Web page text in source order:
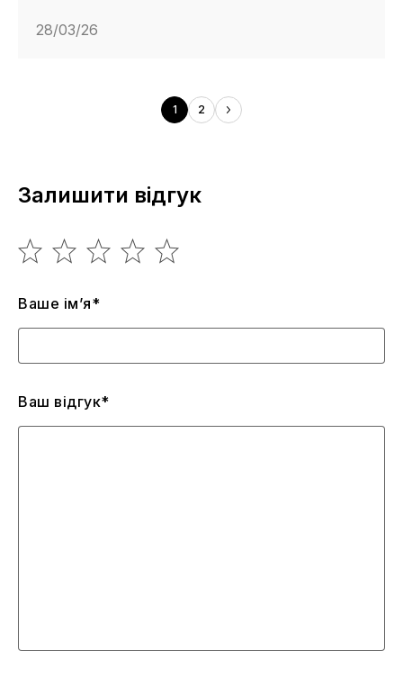
28/03/26
1 2
Залишити відгук
Ваше ім’я*
Ваш відгук*